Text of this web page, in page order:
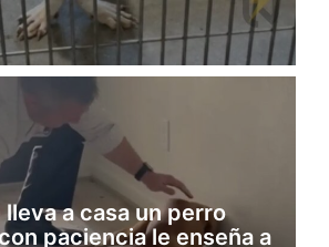
a casa un perro
paciencia le enseña a